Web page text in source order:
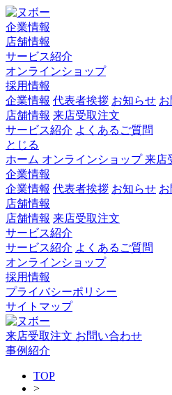
企業情報
店舗情報
サービス紹介
オンラインショップ
採用情報
企業情報 代表者挨拶 お知らせ
店舗情報 来店受取注文
サービス紹介 よくあるご質問
とじる
ホーム オンラインショップ来店
企業情報
企業情報 代表者挨拶 お知らせ
店舗情報
店舗情報 来店受取注文
サービス紹介
サービス紹介 よくあるご質問
オンラインショップ
採用情報
プライバシーポリシー
サイトマップ
来店受取注文 お問い合わせ
事例紹介
TOP
>